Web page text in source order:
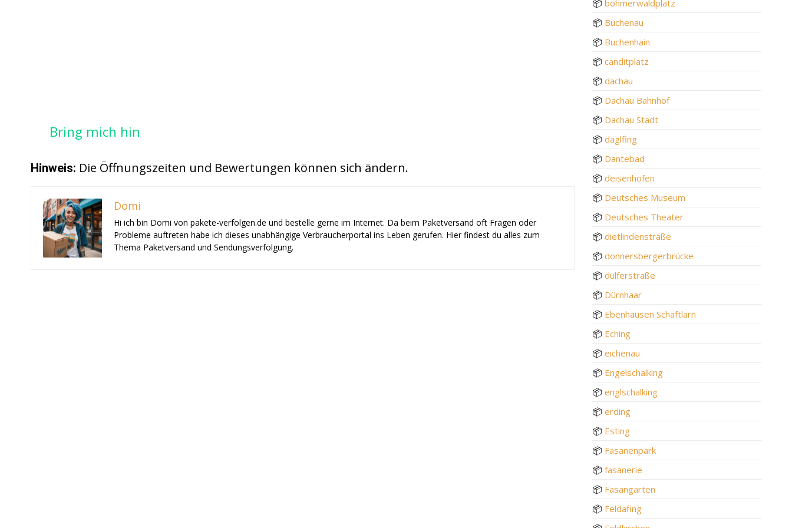
Bring mich hin
Hinweis: Die Öffnungszeiten und Bewertungen können sich ändern.
Domi
Hi ich bin Domi von pakete-verfolgen.de und bestelle gerne im Internet. Da beim Paketversand oft Fragen oder
Probleme auftreten habe ich dieses unabhängige Verbraucherportal ins Leben gerufen. Hier findest du alles zum
Thema Paketversand und Sendungsverfolgung.
📦 böhmerwaldplatz
📦 Buchenau
📦 Buchenhain
📦 canditplatz
📦 dachau
📦 Dachau Bahnhof
📦 Dachau Stadt
📦 daglfing
📦 Dantebad
📦 deisenhofen
📦 Deutsches Museum
📦 Deutsches Theater
📦 dietlindenstraße
📦 donnersbergerbrücke
📦 dülferstraße
📦 Dürnhaar
📦 Ebenhausen Schäftlarn
📦 Eching
📦 eichenau
📦 Engelschalking
📦 englschalking
📦 erding
📦 Esting
📦 Fasanenpark
📦 fasanerie
📦 Fasangarten
📦 Feldafing